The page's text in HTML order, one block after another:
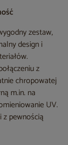
zestaw,
design i
z
chropowatej
m.in. na
UV.
pewnością